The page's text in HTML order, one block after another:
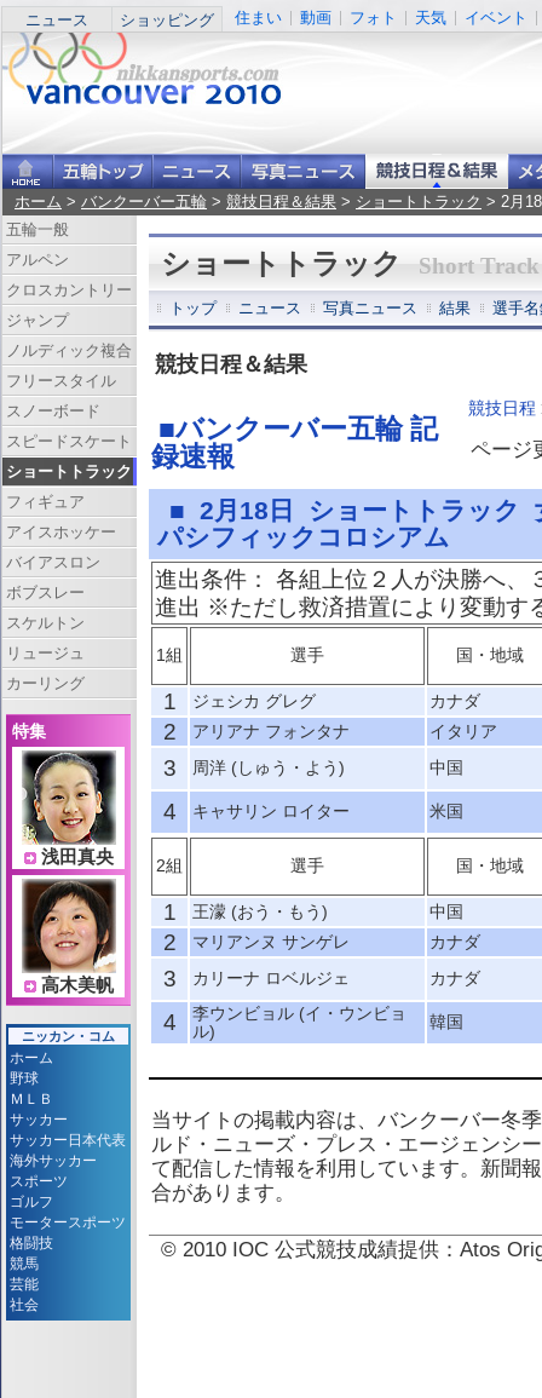
ニュース ショッピング 住まい 動画 フォト 天気 イベント
ホーム > バンクーバー五輪 > 競技日程＆結果 > ショートトラック > 2月
ショートトラック Short
トップ ニュース 写真ニュース 結果 選手
競技日程＆結果
■バンクーバー五輪 記
録速報
競技日程
ページ
■ 2月18日 ショートトラック
パシフィックコロシアム
進出条件： 各組上位２人が決勝へ、
進出 ※ただし救済措置により変動す
1組 選手 国・地域
1 ジェシカ グレグ カナダ
2 アリアナ フォンタナ イタリア
3 周洋 (しゅう・よう) 中国
4 キャサリン ロイター 米国
2組 選手 国・地域
1 王濛 (おう・もう) 中国
2 マリアンヌ サンゲレ カナダ
3 カリーナ ロベルジェ カナダ
4
李ウンビョル (イ・ウンビョ
ル)
韓国
当サイトの掲載内容は、バンクーバー冬
ルド・ニューズ・プレス・エージェンシ
て配信した情報を利用しています。新聞
合があります。
© 2010 IOC 公式競技成績提供：Atos
五輪一般
アルペン
クロスカントリー
ジャンプ
ノルディック複合
フリースタイル
スノーボード
スピードスケート
ショートトラック
フィギュア
アイスホッケー
バイアスロン
ボブスレー
スケルトン
リュージュ
カーリング
特集
浅田真央
高木美帆
ニッカン・コム
ホーム
野球
ＭＬＢ
サッカー
サッカー日本代表
海外サッカー
スポーツ
ゴルフ
モータースポーツ
格闘技
競馬
芸能
社会